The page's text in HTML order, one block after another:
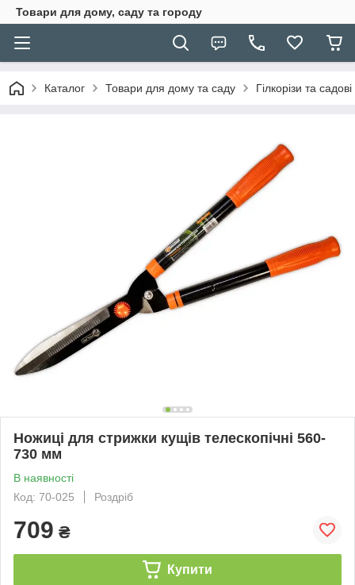
Товари для дому, саду та городу
Каталог Товари для дому та саду Гілкорізи та
Ножиці для стрижки кущів телескопічні 560-
730 мм
В наявності
Код: 70-025
Роздріб
709 ₴
Купити